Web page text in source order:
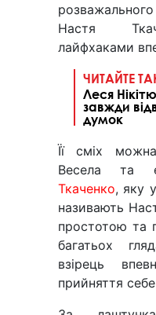
Настя
лайфхаками
ЧИТАЙТЕ
Леся
завжди
думок
Її сміх
Весела та
Ткаченко, яку
називають
простотою та
багатьох
взірець
прийняття